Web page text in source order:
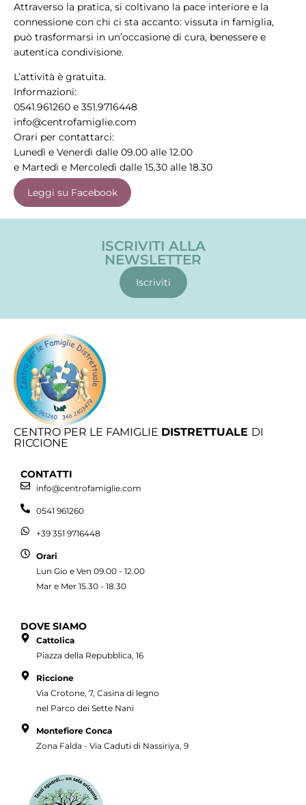
Attraverso la pratica, si coltivano la pace interiore e la
connessione con chi ci sta accanto: vissuta in famiglia,
può trasformarsi in un’occasione di cura, benessere e
autentica condivisione.
L’attività è gratuita.
Informazioni:
0541.961260 e 351.9716448
info@centrofamiglie.com
Orari per contattarci:
Lunedì e Venerdì dalle 09.00 alle 12.00
e Martedì e Mercoledì dalle 15.30 alle 18.30
Leggi su Facebook
ISCRIVITI ALLA
NEWSLETTER
Iscriviti
CENTRO PER LE FAMIGLIE DISTRETTUALE DI
RICCIONE
CONTATTI
info@centrofamiglie.com
0541 961260
+39 351 9716448
Orari
Lun Gio e Ven 09.00 - 12.00
Mar e Mer 15.30 - 18.30
DOVE SIAMO
Cattolica
Piazza della Repubblica, 16
Riccione
Via Crotone, 7, Casina di legno
nel Parco dei Sette Nani
Montefiore Conca
Zona Falda - Via Caduti di Nassiriya, 9